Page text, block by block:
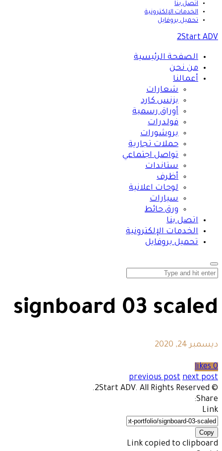
اتصل بنا
الخدمات الإلكترونية
تحميل بروفايل
2Start ADV
الصفحة الرئيسية
من نحن
أعمالنا
شعارات
بزنس كارد
أوراق رسمية
فولدرات
بروشورات
حملات تجارية
تواصل اجتماعي
ستاندات
أظرف
لوحات اعلانية
سيارات
ورق حائط
اتصل بنا
الخدمات الإلكترونية
تحميل بروفايل
signboard 03 scaled
ديسمبر 24, 2020
0 likes
previous post next post
© 2Start ADV. All Rights Reserved.
Share:
Link
Copy
Link copied to clipboard